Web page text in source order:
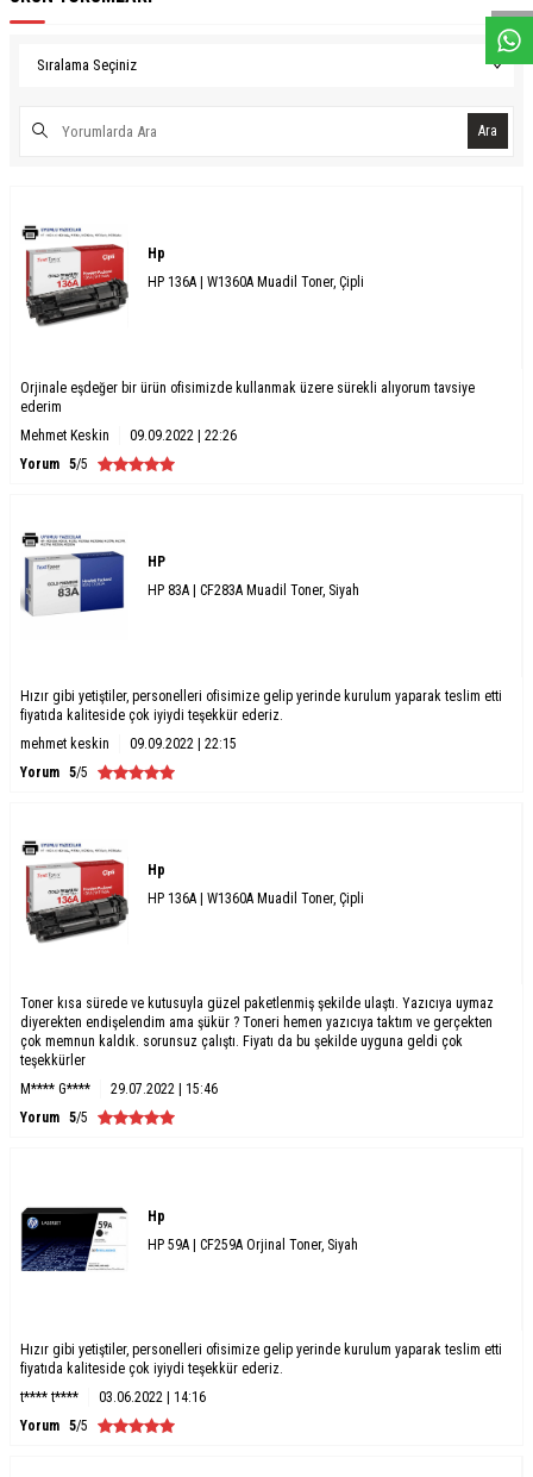
Ara
Hp
HP 136A | W1360A Muadil Toner, Çipli
Orjinale eşdeğer bir ürün ofisimizde kullanmak üzere sürekli alıyorum tavsiye
ederim
Mehmet Keskin
09.09.2022 | 22:26
Yorum 5/5
HP
HP 83A | CF283A Muadil Toner, Siyah
Hızır gibi yetiştiler, personelleri ofisimize gelip yerinde kurulum yaparak teslim etti
fiyatıda kaliteside çok iyiydi teşekkür ederiz.
mehmet keskin
09.09.2022 | 22:15
Yorum 5/5
Hp
HP 136A | W1360A Muadil Toner, Çipli
Toner kısa sürede ve kutusuyla güzel paketlenmiş şekilde ulaştı. Yazıcıya uymaz
diyerekten endişelendim ama şükür ? Toneri hemen yazıcıya taktım ve gerçekten
çok memnun kaldık. sorunsuz çalıştı. Fiyatı da bu şekilde uyguna geldi çok
teşekkürler
M**** G****
29.07.2022 | 15:46
Yorum 5/5
Hp
HP 59A | CF259A Orjinal Toner, Siyah
Hızır gibi yetiştiler, personelleri ofisimize gelip yerinde kurulum yaparak teslim etti
fiyatıda kaliteside çok iyiydi teşekkür ederiz.
t**** t****
03.06.2022 | 14:16
Yorum 5/5